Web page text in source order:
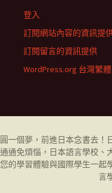
登入
訂閱網站內容的資訊提
訂閱留言的資訊提供
WordPress.org 台灣繁
圓一個夢，前進日本念書去！
通通免煩惱，日本語言學校、
您的學習體驗與國際學生一起
言